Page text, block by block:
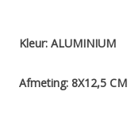
Kleur: ALUMINIUM
Afmeting: 8X12,5 CM